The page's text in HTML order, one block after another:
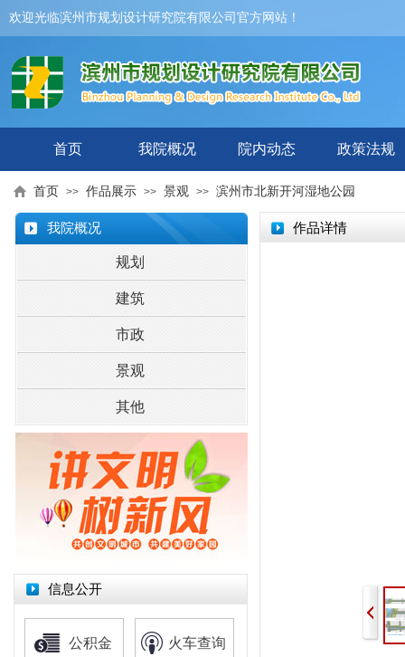
欢迎光临滨州市规划设计研究院有限公司官方网站！
首页 我院概况 院内动态 政策法规
首页 >> 作品展示 >> 景观 >> 滨州市北新开河湿地公园
我院概况 作品详情
规划
建筑
市政
景观
其他
信息公开
火车查询
公积金